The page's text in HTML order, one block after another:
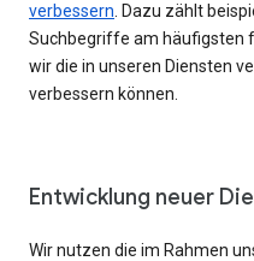
verbessern . Dazu zählt
Suchbegriffe am häufigsten
wir die in unseren Diensten
verbessern können.
Entwicklung neuer
Wir nutzen die im Rahmen